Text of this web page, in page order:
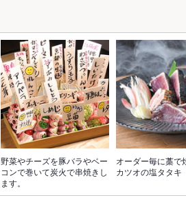
野菜やチーズを豚バラやベー
コンで巻いて炭火で串焼きし
ます。
オーダー毎に藁
カツオの塩タタキ